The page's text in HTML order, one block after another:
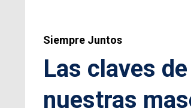
Siempre Juntos
Las claves
nuestras